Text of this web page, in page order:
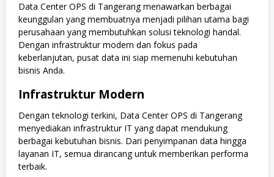
Data Center OPS di Tangerang menawarkan berbagai
keunggulan yang membuatnya menjadi pilihan utama bagi
perusahaan yang membutuhkan solusi teknologi handal.
Dengan infrastruktur modern dan fokus pada
keberlanjutan, pusat data ini siap memenuhi kebutuhan
bisnis Anda.
Infrastruktur Modern
Dengan teknologi terkini, Data Center OPS di Tangerang
menyediakan infrastruktur IT yang dapat mendukung
berbagai kebutuhan bisnis. Dari penyimpanan data hingga
layanan IT, semua dirancang untuk memberikan performa
terbaik.